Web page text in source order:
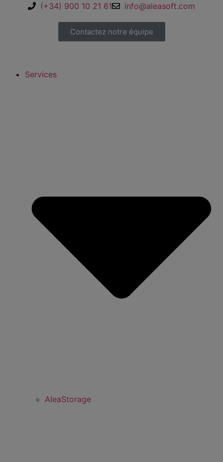
(+34) 900 10 21 61 info@aleasoft.com
Contactez notre équipe
Services
AleaStorage